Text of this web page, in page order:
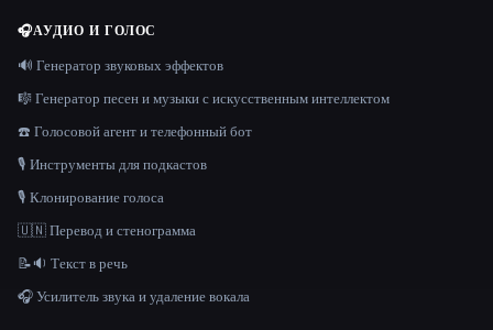
🎧АУДИО И ГОЛОС
🔊 Генератор звуковых эффектов
🎼 Генератор песен и музыки с искусственным интеллектом
☎️ Голосовой агент и телефонный бот
🎙️ Инструменты для подкастов
🎙️ Клонирование голоса
🇺🇳 Перевод и стенограмма
📝🔉 Текст в речь
🎧 Усилитель звука и удаление вокала